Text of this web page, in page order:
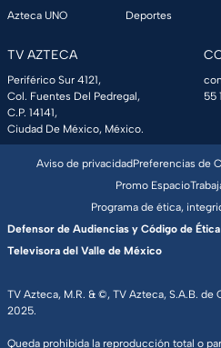
Azteca UNO
Deportes
TV AZTECA
Periférico Sur 4121,
Col. Fuentes Del Pedregal,
C.P. 14141,
Ciudad De México, México.
55
TV Azteca, M.R. & ©, TV Azteca, S.A.B. de
2025.
Queda prohibida la reproducción total o
Aviso de privacidadPreferencias de
Promo Espacio
Programa de ética,
Defensor de Audiencias y Código de
Televisora del Valle de México